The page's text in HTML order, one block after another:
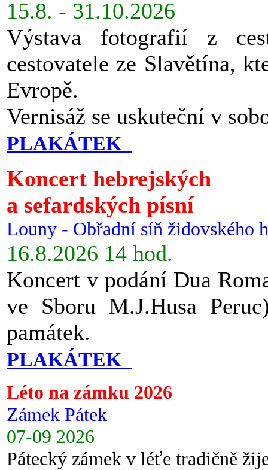
15.8. - 31.10.2026
Výstava fotografií z
cestovatele ze Slavětína,
Evropě.
Vernisáž se uskuteční v
PLAKÁTEK
Koncert hebrejských
a sefardských písní
Louny - Obřadní síň židovského
16.8.2026 14 hod.
Koncert v podání Dua
ve Sboru M.J.Husa
památek.
PLAKÁTEK
Léto na zámku 2026
Zámek Pátek
07-09 2026
Pátecký zámek v léťe tradičně